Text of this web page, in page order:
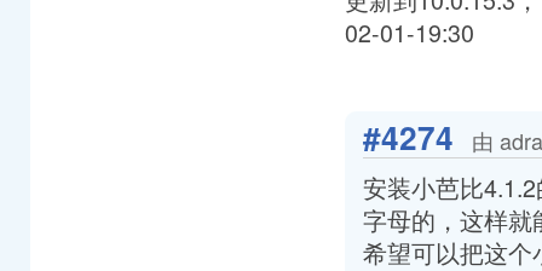
02-01-19:30
#4274 由
安装小芭比
字母的，这样
希望可以把这个